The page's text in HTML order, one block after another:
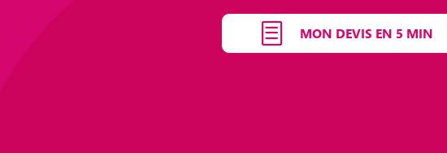
MON DEVIS EN 5 MIN